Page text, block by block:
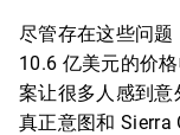
尽管存在这些问题
10.6 亿美元的价
案让很多人感到意
真正意图和 Sierra